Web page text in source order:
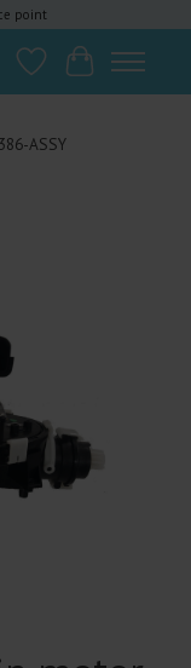
point
VerlanglijstWinkelwagen
ASSY